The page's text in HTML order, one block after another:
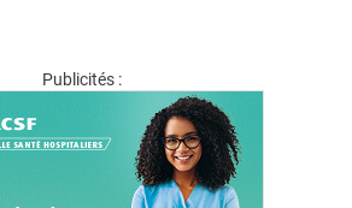
Publicités :